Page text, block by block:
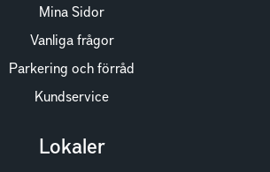
Mina Sidor
Vanliga frågor
Parkering och förråd
Kundservice
Lokaler